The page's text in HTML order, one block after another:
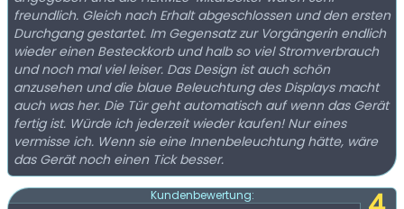
freundlich. Gleich nach Erhalt abgeschlossen und den ersten
Durchgang gestartet. Im Gegensatz zur Vorgängerin endlich
wieder einen Besteckkorb und halb so viel Stromverbrauch
und noch mal viel leiser. Das Design ist auch schön
anzusehen und die blaue Beleuchtung des Displays macht
auch was her. Die Tür geht automatisch auf wenn das Gerät
fertig ist. Würde ich jederzeit wieder kaufen! Nur eines
vermisse ich. Wenn sie eine Innenbeleuchtung hätte, wäre
das Gerät noch einen Tick besser.
Kundenbewertung: